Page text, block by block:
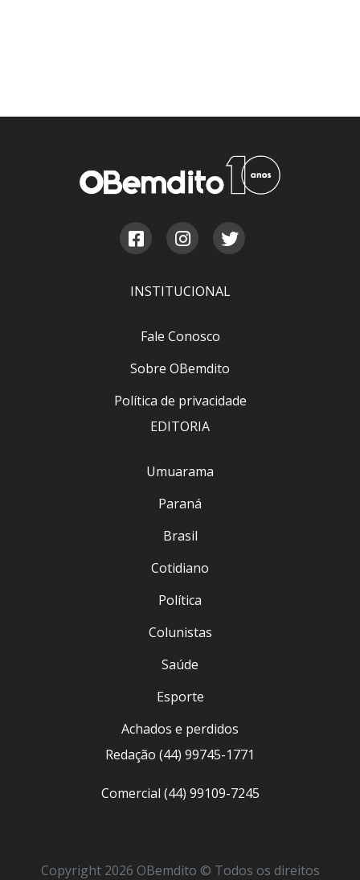
INSTITUCIONAL
Fale Conosco
Sobre OBemdito
Política de privacidade
EDITORIA
Umuarama
Paraná
Brasil
Cotidiano
Política
Colunistas
Saúde
Esporte
Achados e perdidos
Redação (44) 99745-1771
Comercial (44) 99109-7245
Copyright 2026 OBemdito © Todos os direitos